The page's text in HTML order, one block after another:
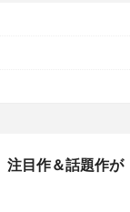
注目作＆話題作が